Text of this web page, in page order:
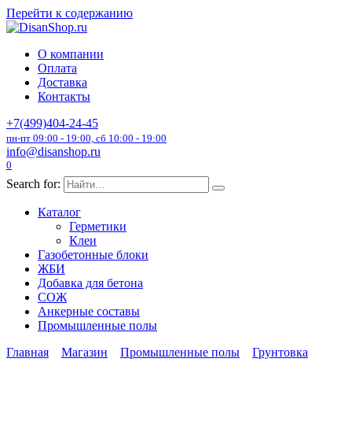
Перейти к содержанию
О компании
Оплата
Доставка
Контакты
+7(499)404-24-45
пн-пт 09:00 - 19:00, сб 10:00 - 19:00
info@disanshop.ru
0
Search for:
Каталог
Герметики
Клеи
Газобетонные блоки
ЖБИ
Добавка для бетона
СОЖ
Анкерные составы
Промышленные полы
Главная
Магазин Промышленные полы Грунтовка